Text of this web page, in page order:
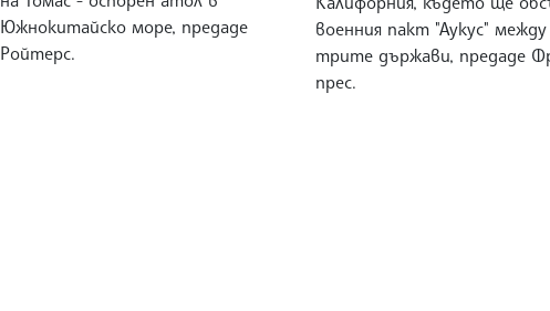
Южнокитайско море, предаде
Ройтерс.
военния пакт "Аукус" между
трите държави, предаде
прес.